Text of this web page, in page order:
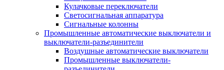
Кулачковые переключатели
Светосигнальная аппаратура
Сигнальные колонны
Промышленные автоматические выключатели и
выключатели-разъединители
Воздушные автоматические выключатели
Промышленные выключатели-